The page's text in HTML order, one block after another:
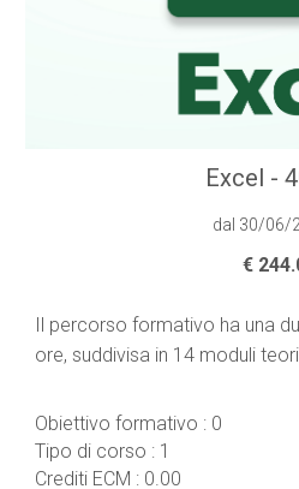
Excel -
dal 30/06/
€
Il percorso formativo ha una
ore, suddivisa in 14 moduli
Obiettivo formativo : 0
Tipo di corso : 1
Crediti ECM : 0.00